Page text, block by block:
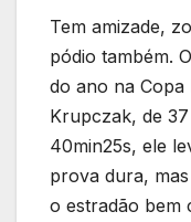
Tem amizade,
pódio também.
do ano na
Krupczak, de
40min25s, ele
prova dura,
o estradão bem